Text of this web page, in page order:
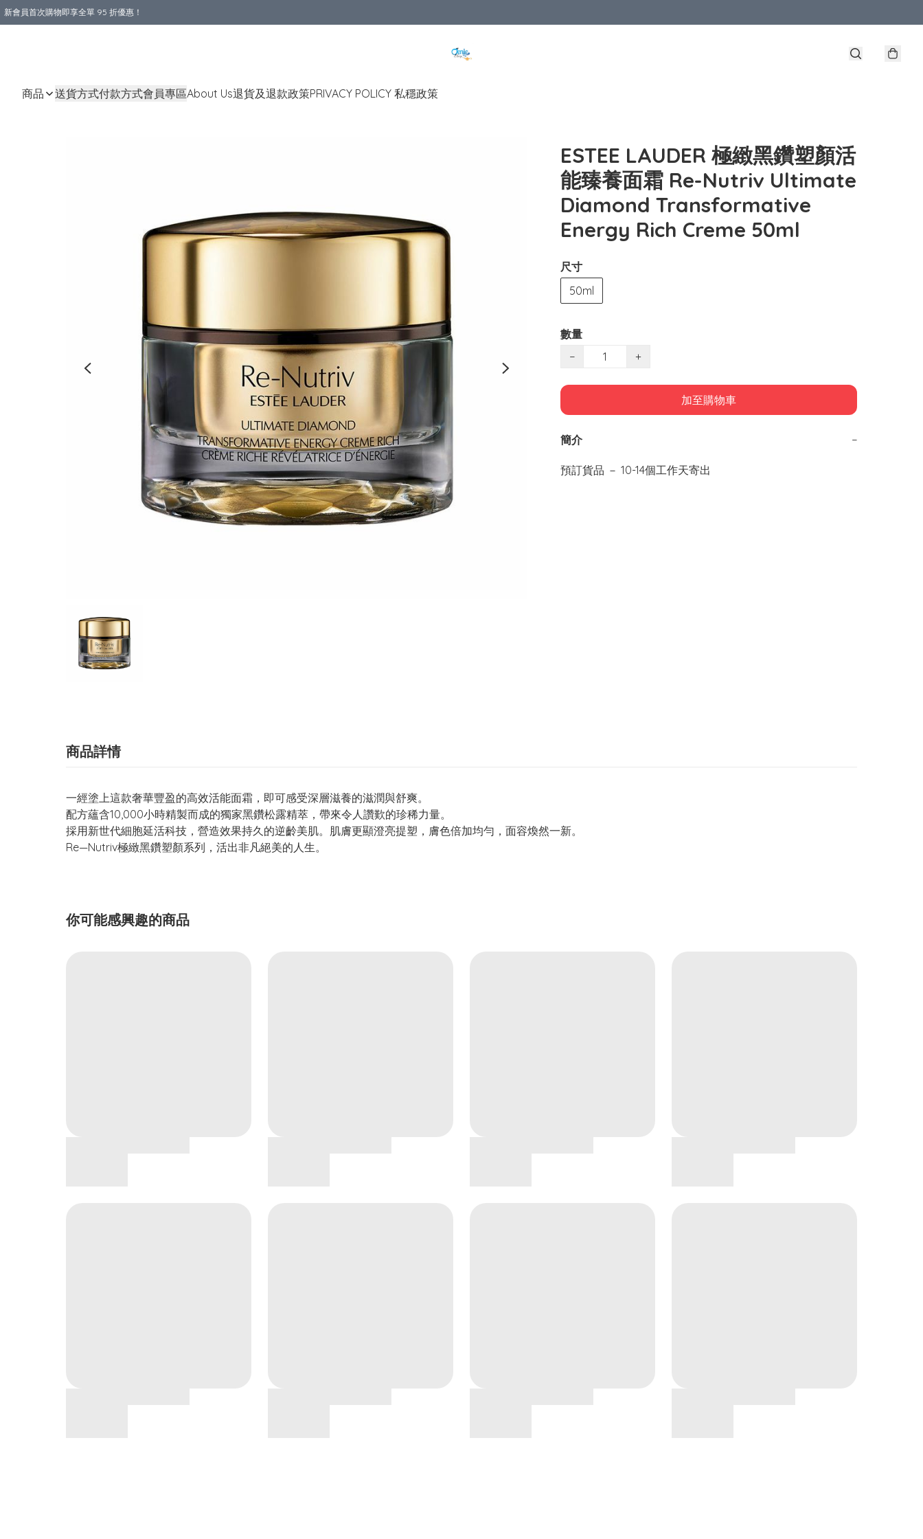
新會員首次購物即享全單 95 折優惠！
商品 送貨方式付款方式會員專區About Us退貨及退款政策PRIVACY POLICY 私穩政策
ESTEE LAUDER 極緻黑鑽塑顏活
能臻養面霜 Re-Nutriv Ultimate
Diamond Transformative
Energy Rich Creme 50ml
尺寸
50ml
數量
−
+
加至購物車
簡介 −
商品詳情
一經塗上這款奢華豐盈的高效活能面霜，即可感受深層滋養的滋潤與舒爽。
配方蘊含10,000小時精製而成的獨家黑鑽松露精萃，帶來令人讚歎的珍稀力量。
採用新世代細胞延活科技，營造效果持久的逆齡美肌。肌膚更顯澄亮提塑，膚色倍加均勻，面容煥然一新。
Re—Nutriv極緻黑鑽塑顏系列，活出非凡絕美的人生。
你可能感興趣的商品